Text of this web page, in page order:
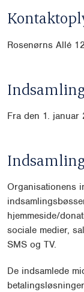
Rosenørns Allé
Fra den 1. januar
Organisationens
hjemmeside/
sociale medier,
SMS og TV.
De indsamlede